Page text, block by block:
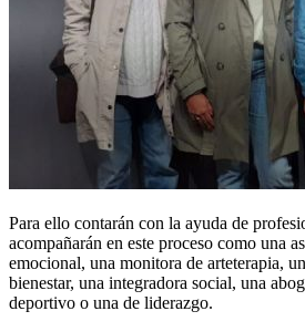
Para ello contarán con la ayuda de
acompañarán en este proceso como una
emocional, una monitora de arteterapia,
bienestar, una integradora social, una
deportivo o una de liderazgo.